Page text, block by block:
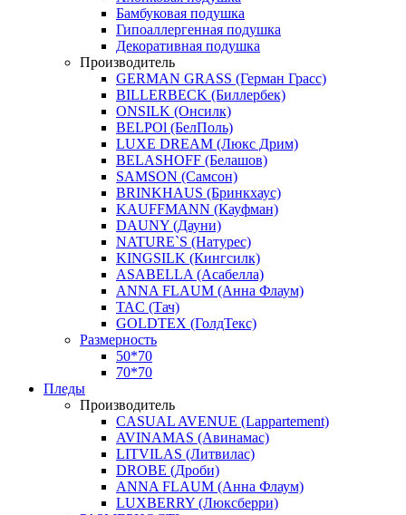
Бамбуковая подушка
Гипоаллергенная подушка
Декоративная подушка
Производитель
GERMAN GRASS (Герман Грасс)
BILLERBECK (Биллербек)
ONSILK (Онсилк)
BELPOl (БелПоль)
LUXE DREAM (Люкс Дрим)
BELASHOFF (Белашов)
SAMSON (Самсон)
BRINKHAUS (Бринкхаус)
KAUFFMANN (Кауфман)
DAUNY (Дауни)
NATURE`S (Натурес)
KINGSILK (Кингсилк)
ASABELLA (Асабелла)
ANNA FLAUM (Анна Флаум)
TAC (Тач)
GOLDTEX (ГолдТекс)
Размерность
50*70
70*70
Пледы
Производитель
CASUAL AVENUE (Lappartement)
AVINAMAS (Авинамас)
LITVILAS (Литвилас)
DROBE (Дроби)
ANNA FLAUM (Анна Флаум)
LUXBERRY (Люксберри)